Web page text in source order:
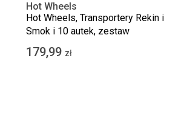
Hot Wheels
Hot Wheels, Transportery Rekin i
Smok i 10 autek, zestaw
179,99 zł